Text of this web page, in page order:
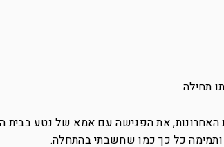
תחילה
את הפגישה עם אמא של נטע בבית
כל כך כמו שחשבתי בהתחלה.